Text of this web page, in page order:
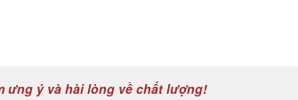
ưng ý và hài lòng về chất lượng!